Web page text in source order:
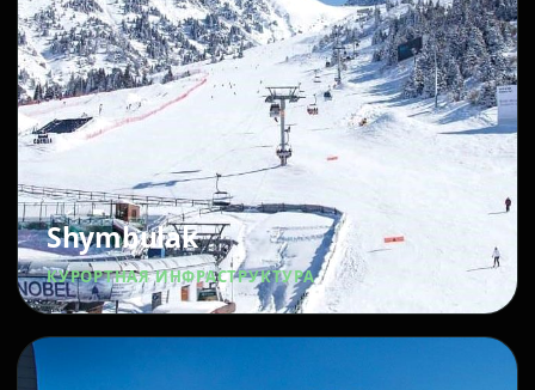
Shymbulak
КУРОРТНАЯ ИНФРАСТРУКТУРА